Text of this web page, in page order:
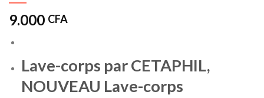
9.000 CFA
Lave-corps par CETAPHIL,
NOUVEAU Lave-corps